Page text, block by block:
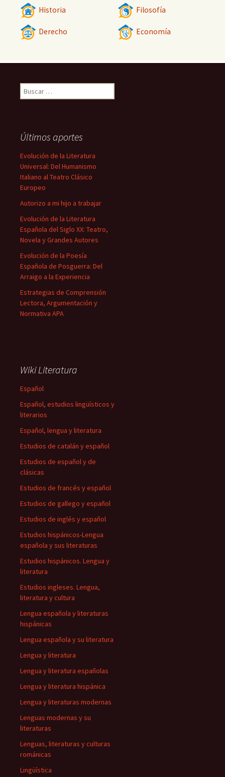
Historia Filosofía
Derecho Economía
Buscar:
Últimos aportes
Evolución de la Literatura
Universal: Del Humanismo
Italiano al Teatro Clásico
Europeo
Autorizo a mi hijo a trabajar
Evolución de la Literatura
Española del Siglo XX: Teatro,
Novela y Grandes Autores
Evolución de la Poesía
Española de Posguerra: Del
Arraigo a la Experiencia
Estrategias de Comprensión
Lectora, Argumentación y
Normativa APA
Wiki Literatura
Español
Español, estudios lingüísticos y
literarios
Español, lengua y literatura
Estudios de catalán y español
Estudios de español y de
clásicas
Estudios de francés y español
Estudios de gallego y español
Estudios de inglés y español
Estudios hispánicos-Lengua
española y sus literaturas
Estudios hispánicos. Lengua y
literatura
Estudios ingleses. Lengua,
literatura y cultura
Lengua española y literaturas
hispánicas
Lengua española y su literatura
Lengua y literatura
Lengua y literatura españolas
Lengua y literatura hispánica
Lengua y literaturas modernas
Lenguas modernas y su
literaturas
Lenguas, literaturas y culturas
románicas
Lingüística